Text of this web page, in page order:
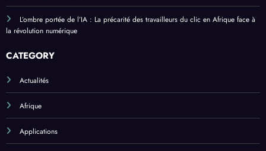
L’ombre portée de l’IA : La précarité des travailleurs du clic en Afrique face à
la révolution numérique
CATEGORY
Actualités
Afrique
Applications